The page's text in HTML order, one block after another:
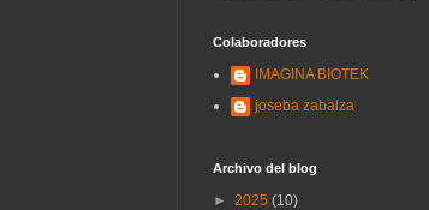
Colaboradores
IMAGINA BIOTEK
joseba zabalza
Archivo del blog
► 2025 (10)